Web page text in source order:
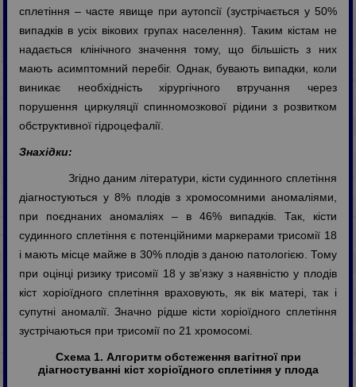
сплетіння – часте явище при аутопсії (зустрічається у 50%
випадків в усіх вікових групах населення). Таким кістам не
надається клінічного значення тому, що більшість з них
мають асимптомний перебіг. Однак, бувають випадки, коли
виникає необхідність хірургічного втручання через
порушення циркуляції спинномозкової рідини з розвитком
обструктивної гідроцефалії.
Знахідки:
Згідно даним літератури, кісти судинного сплетіння
діагностуються у 8% плодів з хромосомними аномаліями,
при поєднаних аномаліях – в 46% випадків. Так, кісти
судинного сплетіння є потенційними маркерами трисомії 18
і мають місце майже в 30% плодів з даною патологією. Тому
при оцінці ризику трисомії 18 у зв’язку з наявністю у плодів
кіст хоріоїдного сплетіння враховують, як вік матері, так і
супутні аномалії. Значно рідше кісти хоріоїдного сплетіння
зустрічаються при трисомії по 21 хромосомі.
Схема 1. Алгоритм обстеження вагітної при
діагностуванні кіст хоріоїдного сплетіння у плода